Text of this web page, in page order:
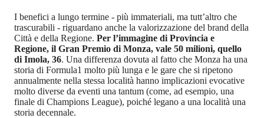
I benefici a lungo termine - più immateriali, ma tutt’altro che
trascurabili - riguardano anche la valorizzazione del brand della
Città e della Regione. Per l’immagine di Provincia e
Regione, il Gran Premio di Monza, vale 50 milioni, quello
di Imola, 36. Una differenza dovuta al fatto che Monza ha una
storia di Formula1 molto più lunga e le gare che si ripetono
annualmente nella stessa località hanno implicazioni evocative
molto diverse da eventi una tantum (come, ad esempio, una
finale di Champions League), poiché legano a una località una
storia decennale.